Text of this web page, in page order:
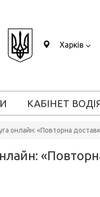
Харків
КАБІНЕТ
онлайн: «Повторна